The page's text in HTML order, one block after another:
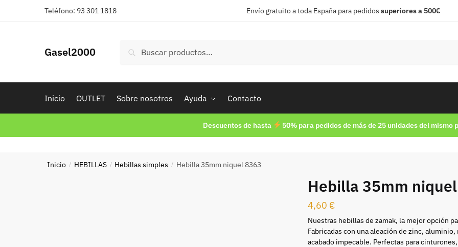
Teléfono: 93 301 1818 Envío gratuito a toda España para pedidos superiores a 500€
Gasel2000
por:
Buscar
Inicio OUTLET Sobre nosotros Ayuda Contacto
Descuentos de hasta 50% para pedidos de más de 25 unidades del mismo
Inicio / HEBILLAS / Hebillas simples / Hebilla 35mm niquel 8363
Hebilla 35mm
4,60 €
Nuestras hebillas de zamak, la mejor opción
Fabricadas con una aleación de zinc,
acabado impecable. Perfectas para